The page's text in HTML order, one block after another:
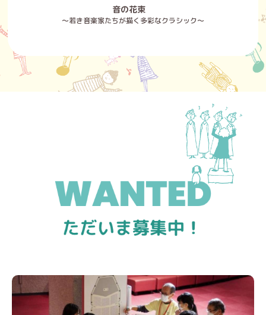
音の花束
～若き音楽家たちが描く多彩なクラシック～